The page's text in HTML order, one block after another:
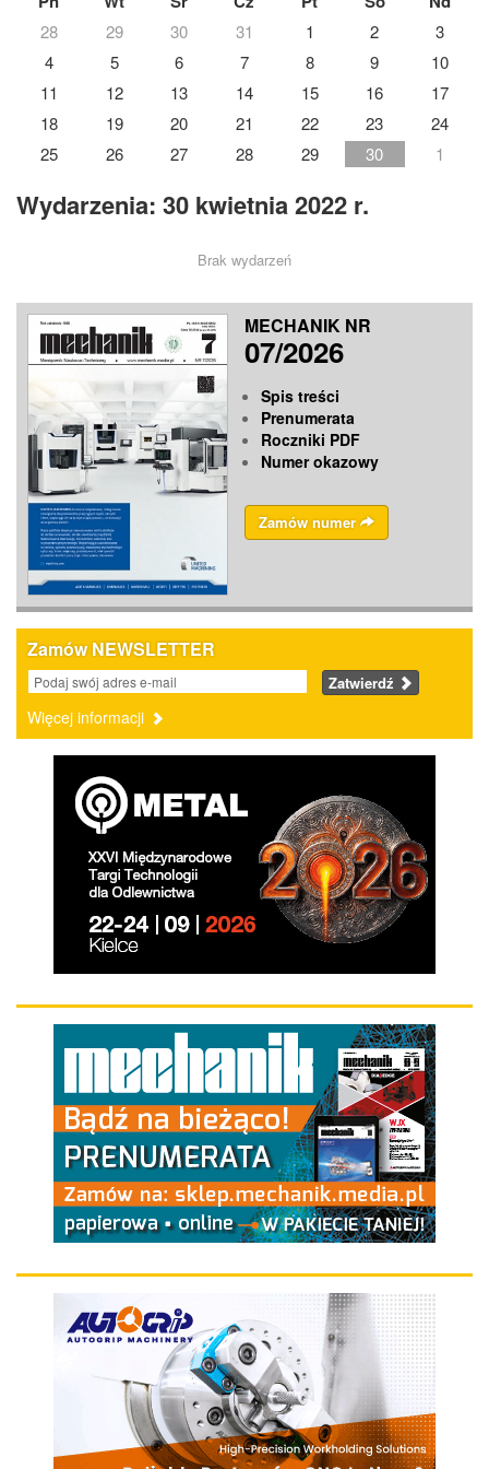
28 29 30 31 1 2
3
4
5 6 7 8 9
10
11
12 13 14 15 16
17
18
19 20 21 22 23
24
25
26 27 28 29 30 1
Wydarzenia: 30 kwietnia 2022 r.
Brak wydarzeń
MECHANIK NR
07/2026
Spis treści
Prenumerata
Roczniki PDF
Numer okazowy
Zamów numer
Zamów NEWSLETTER
Zatwierdź
Więcej informacji